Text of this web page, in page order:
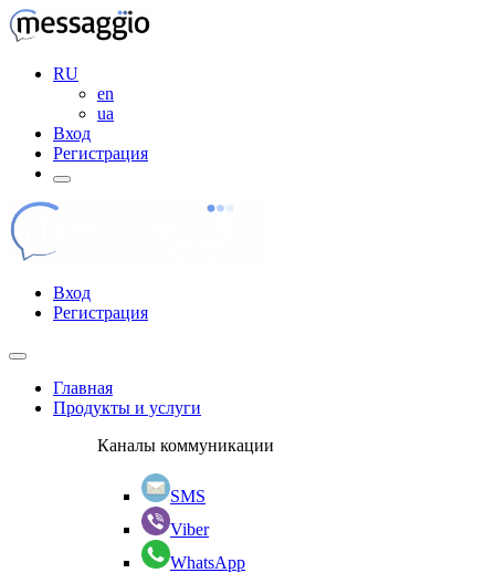
RU
en
ua
Вход
Регистрация
Вход
Регистрация
Главная
Продукты и услуги
Каналы коммуникации
SMS
Viber
WhatsApp